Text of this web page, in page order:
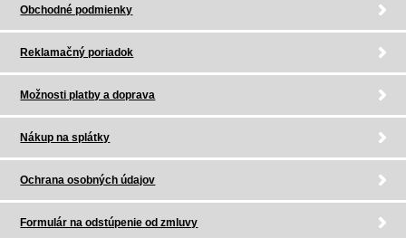
Obchodné podmienky
Reklamačný poriadok
Možnosti platby a doprava
Nákup na splátky
Ochrana osobných údajov
Formulár na odstúpenie od zmluvy